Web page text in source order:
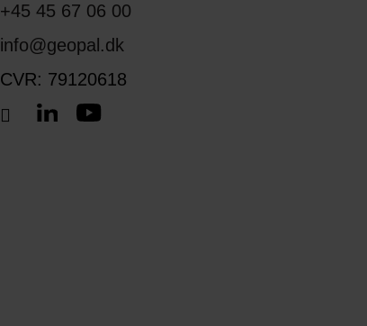
+45 45 67 06 00
info@geopal.dk
CVR: 79120618